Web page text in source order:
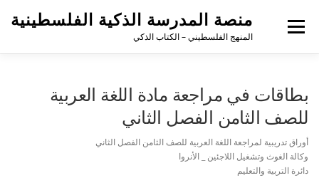
منصة المدرسة الذكية الفلسطينية
المنهج الفلسطيني – الكتاب الذكي
القائمة
بطاقات في مراجعة مادة اللغة العربية
للصف الثامن الفصل الثاني
أوراق تدريبية لمراجعة اللغة العربية للصف الثامن الفصل الثاني
وكالة الغوث وتشغيل اللاجئين _ الأنروا
دائرة التربية والتعليم